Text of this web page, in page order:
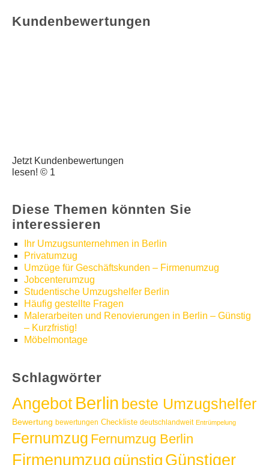
Kundenbewertungen
Jetzt Kundenbewertungen
lesen! © 1
Diese Themen könnten Sie
interessieren
Ihr Umzugsunternehmen in Berlin
Privatumzug
Umzüge für Geschäftskunden – Firmenumzug
Jobcenterumzug
Studentische Umzugshelfer Berlin
Häufig gestellte Fragen
Malerarbeiten und Renovierungen in Berlin – Günstig
– Kurzfristig!
Möbelmontage
Schlagwörter
AngebotBerlin beste Umzugshelfer
Bewertung bewertungen Checkliste deutschlandweit Entrümpelung
Fernumzug Fernumzug Berlin
Firmenumzug günstig Günstiger